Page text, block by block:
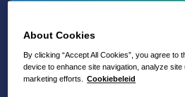
About Cookies
By clicking “Accept All Cookies”, you agree to
device to enhance site navigation, analyze
marketing efforts. Cookiebeleid